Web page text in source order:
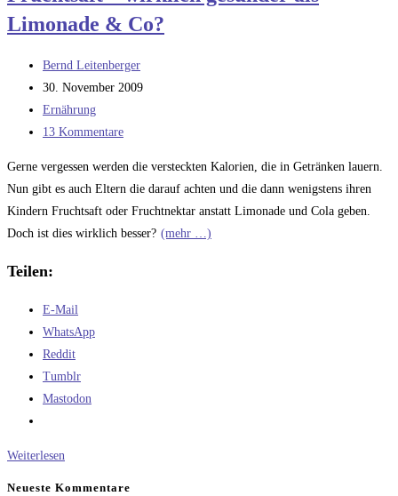
Limonade & Co?
Beitrags-
Autor:
Bernd Leitenberger
Beitrag
veröffentlicht:
30. November 2009
Beitrags-
Kategorie:
Ernährung
Beitrags-
13 Kommentare
Gerne vergessen werden die versteckten Kalorien, die in Getränken lauern.
Nun gibt es auch Eltern die darauf achten und die dann wenigstens ihren
Kindern Fruchtsaft oder Fruchtnektar anstatt Limonade und Cola geben.
Doch ist dies wirklich besser? (mehr …)
Teilen:
E-Mail
WhatsApp
Reddit
Tumblr
Mastodon
Weiterlesen
Neueste Kommentare